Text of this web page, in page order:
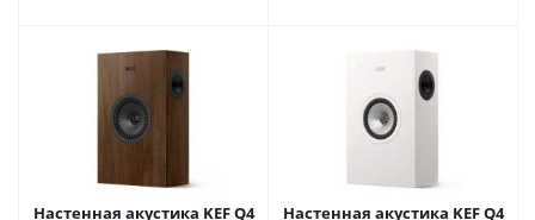
Настенная акустика KEF Q4 Настенная акустика KEF Q4